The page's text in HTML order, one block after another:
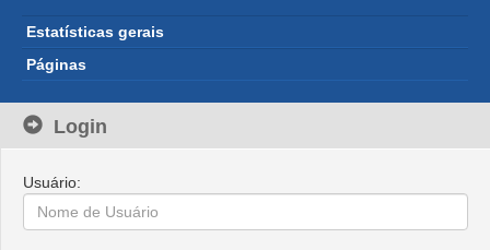
Estatísticas gerais
Páginas
Login
Usuário: